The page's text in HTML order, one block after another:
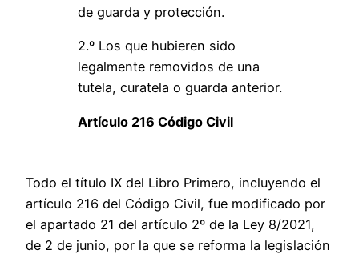
de guarda y protección.
2.º Los que hubieren sido
legalmente removidos de una
tutela, curatela o guarda anterior.
Artículo 216 Código Civil
Todo el título IX del Libro Primero, incluyendo el
artículo 216 del Código Civil, fue modificado por
el apartado 21 del artículo 2º de la Ley 8/2021,
de 2 de junio, por la que se reforma la legislación